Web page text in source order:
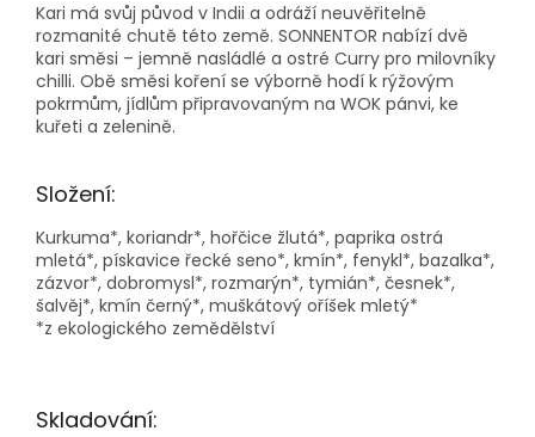
Kari má svůj původ v Indii a odráží neuvěřitelně
rozmanité chutě této země. SONNENTOR nabízí dvě
kari směsi – jemně nasládlé a ostré Curry pro milovníky
chilli. Obě směsi koření se výborně hodí k rýžovým
pokrmům, jídlům připravovaným na WOK pánvi, ke
kuřeti a zelenině.
Složení:
Kurkuma*, koriandr*, hořčice žlutá*, paprika ostrá
mletá*, pískavice řecké seno*, kmín*, fenykl*, bazalka*,
zázvor*, dobromysl*, rozmarýn*, tymián*, česnek*,
šalvěj*, kmín černý*, muškátový oříšek mletý*
*z ekologického zemědělství
Skladování: